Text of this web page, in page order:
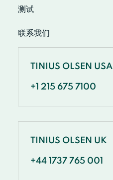
测试
联系我们
TINIUS OLSEN USA
+1 215 675 7100
TINIUS OLSEN UK
+44 1737 765 001